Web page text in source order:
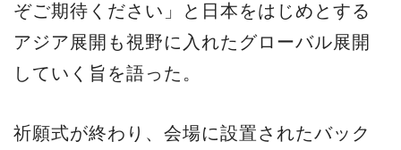
ぞご期待ください」と日本をはじめとする
アジア展開も視野に入れたグローバル展開
していく旨を語った。
祈願式が終わり、会場に設置されたバック